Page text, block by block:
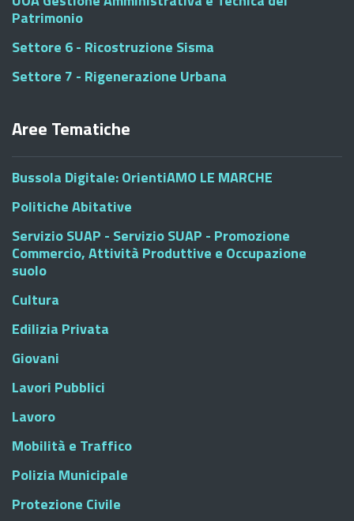
Patrimonio
Settore 6 - Ricostruzione Sisma
Settore 7 - Rigenerazione Urbana
Aree Tematiche
Bussola Digitale: OrientiAMO LE MARCHE
Politiche Abitative
Servizio SUAP - Servizio SUAP - Promozione
Commercio, Attività Produttive e Occupazione
suolo
Cultura
Edilizia Privata
Giovani
Lavori Pubblici
Lavoro
Mobilità e Traffico
Polizia Municipale
Protezione Civile